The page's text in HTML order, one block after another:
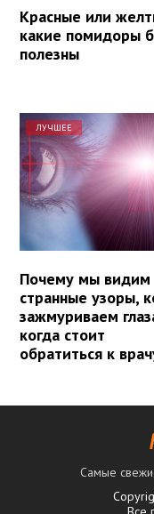
Красные или
какие помидоры
полезны
ЛУЧШЕЕ
Почему мы видим
странные узоры,
зажмуриваем
когда стоит
обратиться к
Самые